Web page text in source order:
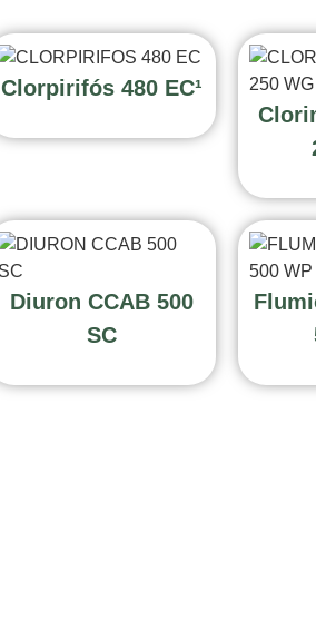
Clorpirifós 480 EC¹
Diuron CCAB 500
SC